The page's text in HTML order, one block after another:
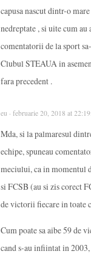
capusa nascut dintr-o
nedreptate , si uite cum au
comentatorii de la sport
Clubul STEAUA in
fara precedent .
eu · februarie 20, 2018 at
Mda, si la palmaresul
echipe, spuneau
meciului, ca in momentul
si FCSB (au si zis corect
de victorii fiecare in toate
Cum poate sa aibe 59 de
cand s-au infiintat in 2003,